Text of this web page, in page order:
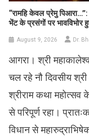
​“रामहि केवल प्रेमु
भेंट के प्रसंगों पर भावविभोर
August 9, 2026 Dr.
आगरा। श्री
चल रहे नौ दिवसीय
श्रीराम कथा महोत्सव
से परिपूर्ण रहा।
विधान से